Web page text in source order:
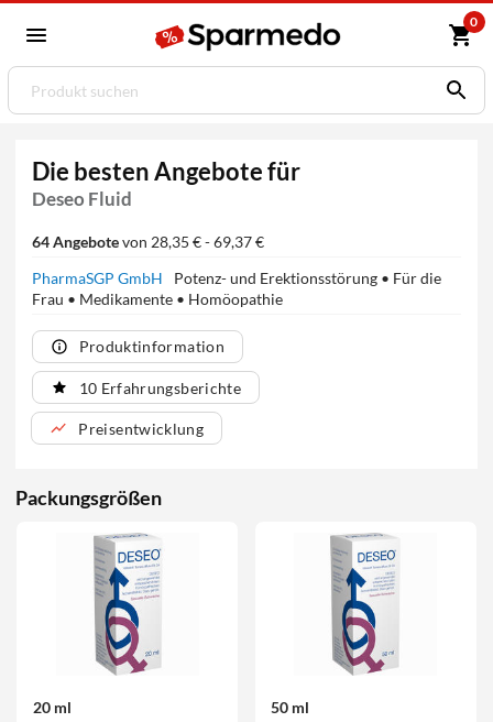
0
Die besten Angebote für
Deseo Fluid
64 Angebotevon 28,35 € - 69,37 €
PharmaSGP GmbH
Potenz- und Erektionsstörung • Für die
Frau • Medikamente • Homöopathie
Produktinformation
10 Erfahrungsberichte
Preisentwicklung
Packungsgrößen
20 ml 50 ml